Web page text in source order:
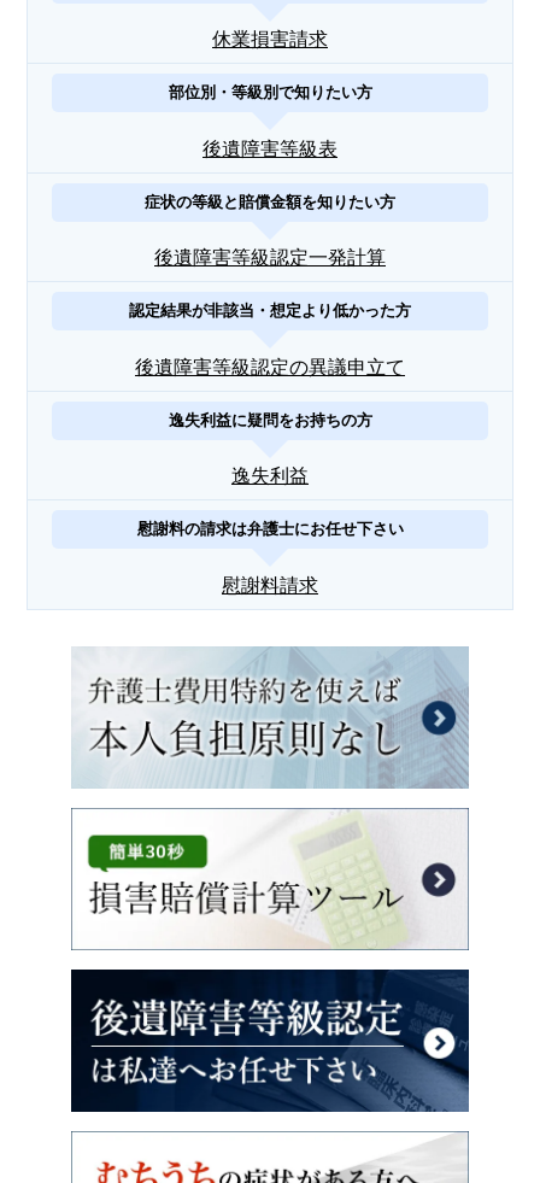
休業損害請求
部位別・等級別で知りたい方
後遺障害等級表
症状の等級と賠償金額を知りたい方
後遺障害等級認定一発計算
認定結果が非該当・想定より低かった方
後遺障害等級認定の異議申立て
逸失利益に疑問をお持ちの方
逸失利益
慰謝料の請求は弁護士にお任せ下さい
慰謝料請求